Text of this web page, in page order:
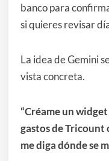
banco para
si quieres revisar
La idea de Gemini
vista concreta.
“Créame un
gastos de Tricount
me diga dónde se